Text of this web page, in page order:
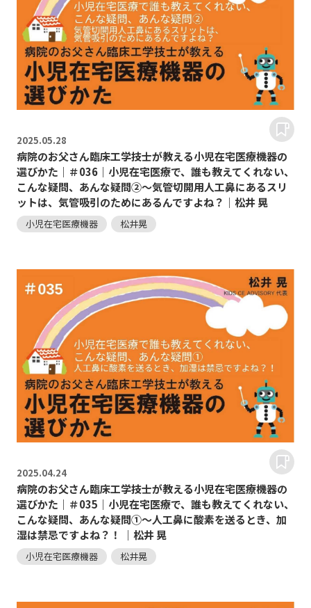
2025.05.28
病院のお父さん臨床工学技士が教える小児在宅医療機器の
選びかた｜＃036｜小児在宅医療で、誰も教えてくれない、
こんな疑問、あんな疑問②～気管切開用人工鼻にあるスリ
ットは、気管吸引のためにあるんですよね？｜松井 晃
小児在宅医療機器 松井晃
2025.04.24
病院のお父さん臨床工学技士が教える小児在宅医療機器の
選びかた｜＃035｜小児在宅医療で、誰も教えてくれない、
こんな疑問、あんな疑問①～人工鼻に酸素を送るとき、加
湿は禁忌ですよね？！ ｜松井 晃
小児在宅医療機器 松井晃